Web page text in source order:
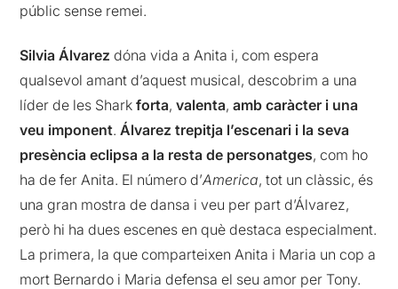
públic sense remei.
Silvia Álvarez dóna vida a Anita i, com espera
qualsevol amant d’aquest musical, descobrim a una
líder de les Sharkforta,valenta,amb caràcter i una
veu imponent.Álvarez trepitja l’escenari i la seva
presència eclipsa a la resta de personatges, com ho
ha de fer Anita. El número d’America, tot un clàssic, és
una gran mostra de dansa i veu per part d’Álvarez,
però hi ha dues escenes en què destaca especialment.
La primera, la que comparteixen Anita i Maria un cop a
mort Bernardo i Maria defensa el seu amor per Tony.